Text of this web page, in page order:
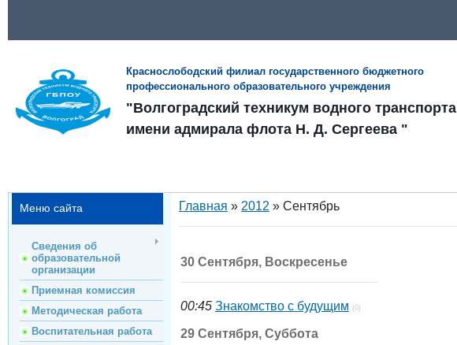
Краснослободский филиал государственного бюджетного
профессионального образовательного учреждения
"Волгоградский техникум водного транспорта
имени адмирала флота Н. Д. Сергеева "
Меню сайта
Сведения об
образовательной
организации
Приемная комиссия
Методическая работа
Воспитательная работа
Главная » 2012 » Сентябрь
30 Сентября, Воскресенье
00:45 Знакомство с будущим (0)
29 Сентября, Суббота